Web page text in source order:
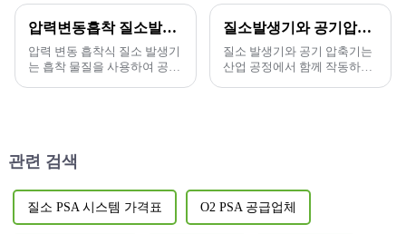
압력변동흡착 질소발생기의 장점, 특성 및 응용분야
압력 변동 흡착식 질소 발생기
는 흡착 물질을 사용하여 공기
질소발생기와 공기압축기의 관계는 무엇인가?
질소 발생기와 공기 압축기는
산업 공정에서 함께 작동하여
관련 검색
질소 PSA 시스템 가격표 O2 PSA 공급업체